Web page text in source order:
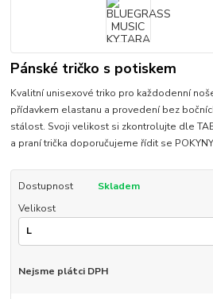
Pánské tričko s potiskem
Kvalitní unisexové triko pro každodenní
přídavkem elastanu a provedení bez
stálost. Svoji velikost si zkontrolujte dle
a praní trička doporučujeme řídit se
Dostupnost
Skladem
Velikost
Nejsme plátci DPH